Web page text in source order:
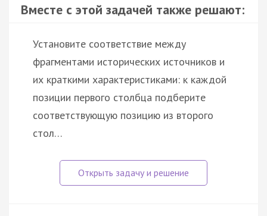
Вместе с этой задачей также решают:
Установите соответствие между
фрагментами исторических источников и
их краткими характеристиками: к каждой
позиции первого столбца подберите
соответствующую позицию из второго
стол…